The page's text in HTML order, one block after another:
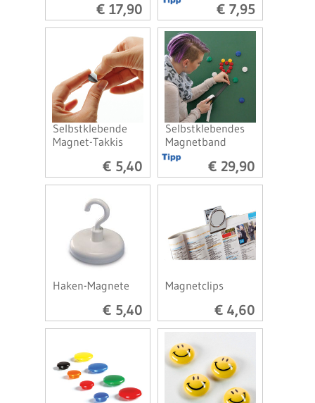
€ 17,90 € 7,95
Selbstklebende
Magnet-Takkis
€ 5,40
Selbstklebendes
Magnetband
€ 29,90
Haken-Magnete
€ 5,40
Magnetclips
€ 4,60